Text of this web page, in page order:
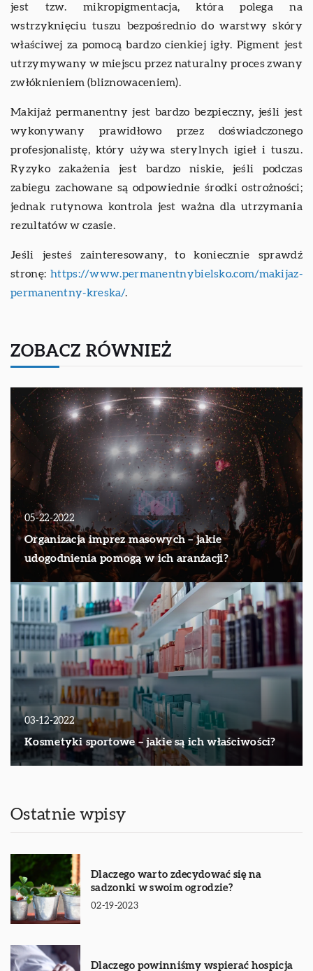
jest tzw. mikropigmentacja, która polega na
wstrzyknięciu tuszu bezpośrednio do warstwy skóry
właściwej za pomocą bardzo cienkiej igły. Pigment jest
utrzymywany w miejscu przez naturalny proces zwany
zwłóknieniem (bliznowaceniem).
Makijaż permanentny jest bardzo bezpieczny, jeśli jest
wykonywany prawidłowo przez doświadczonego
profesjonalistę, który używa sterylnych igieł i tuszu.
Ryzyko zakażenia jest bardzo niskie, jeśli podczas
zabiegu zachowane są odpowiednie środki ostrożności;
jednak rutynowa kontrola jest ważna dla utrzymania
rezultatów w czasie.
Jeśli jesteś zainteresowany, to koniecznie sprawdź
stronę:https://www.permanentnybielsko.com/makijaz-
permanentny-kreska/.
ZOBACZ RÓWNIEŻ
05-22-2022
Organizacja imprez masowych – jakie
udogodnienia pomogą w ich aranżacji?
03-12-2022
Kosmetyki sportowe – jakie są ich właściwości?
Ostatnie wpisy
Dlaczego warto zdecydować się na
sadzonki w swoim ogrodzie?
02-19-2023
Dlaczego powinniśmy wspierać hospicja